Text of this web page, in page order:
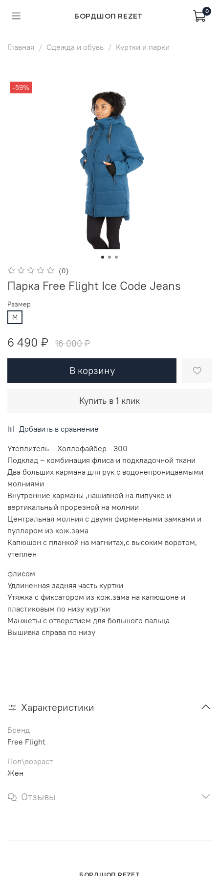
БОРДШОП REZET
0
Главная Одежда и обувь Куртки и парки
-59%
(0)
Парка Free Flight Ice Code Jeans
Размер
M
6 490 ₽ 16 000 ₽
В корзину
Купить в 1 клик
Добавить в сравнение
Утеплитель – Холлофайбер - 300
Подклад – комбинация флиса и подкладочной ткани
Два больших кармана для рук с водонепроницаемыми
молниями
Внутренние карманы ,нашивной на липучке и
вертикальный прорезной на молнии
Центральная молния с двумя фирменными замками и
пуллером из кож.зама
Капюшон с планкой на магнитах,с высоким воротом,
утеплен
флисом
Удлиненная задняя часть куртки
Утяжка с фиксатором из кож.зама на капюшоне и
пластиковым по низу куртки
Манжеты с отверстием для большого пальца
Вышивка справа по низу
Характеристики
Бренд
Free Flight
Пол\возраст
Жен
Отзывы